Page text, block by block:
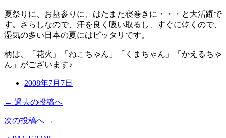
夏祭りに、お墓参りに、はたまた寝巻きに・・・と大活躍で
す。さらしなので、汗を良く吸い取るし、すぐに乾くので、
湿気の多い日本の夏にはピッタリです。
柄は、「花火」「ねこちゃん」「くまちゃん」「かえるちゃ
ん」がございます♪
2008年7月7日
← 過去の投稿へ
次の投稿へ →